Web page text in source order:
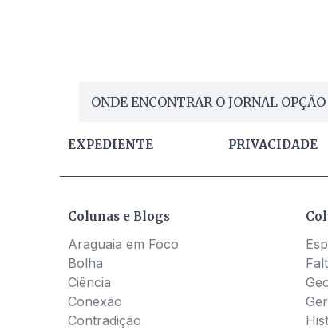
ONDE ENCONTRAR O JORNAL OPÇÃO
EXPEDIENTE PRIVACIDADE
Colunas e Blogs
Araguaia em Foco
Bolha
Ciência
Conexão
Contradição